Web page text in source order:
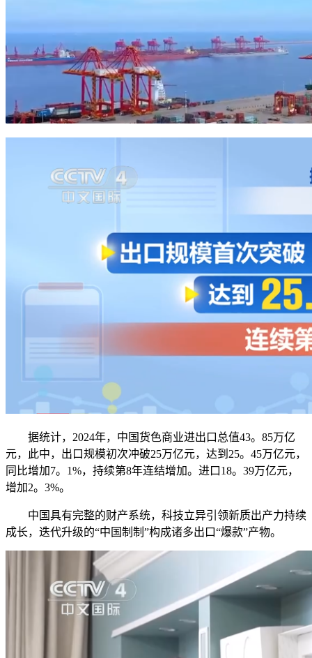
据统计，2024年，中国货色商业进出口总值43。85万亿
元，此中，出口规模初次冲破25万亿元，达到25。45万亿元，
同比增加7。1%，持续第8年连结增加。进口18。39万亿元，
增加2。3%。
中国具有完整的财产系统，科技立异引领新质出产力持续
成长，迭代升级的“中国制制”构成诸多出口“爆款”产物。